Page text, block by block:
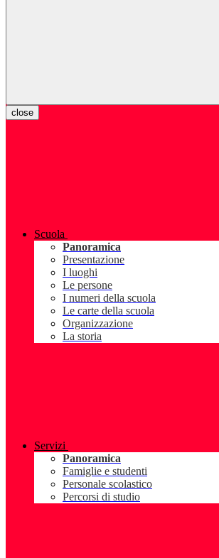
close
Scuola
Panoramica
Presentazione
I luoghi
Le persone
I numeri della scuola
Le carte della scuola
Organizzazione
La storia
Servizi
Panoramica
Famiglie e studenti
Personale scolastico
Percorsi di studio